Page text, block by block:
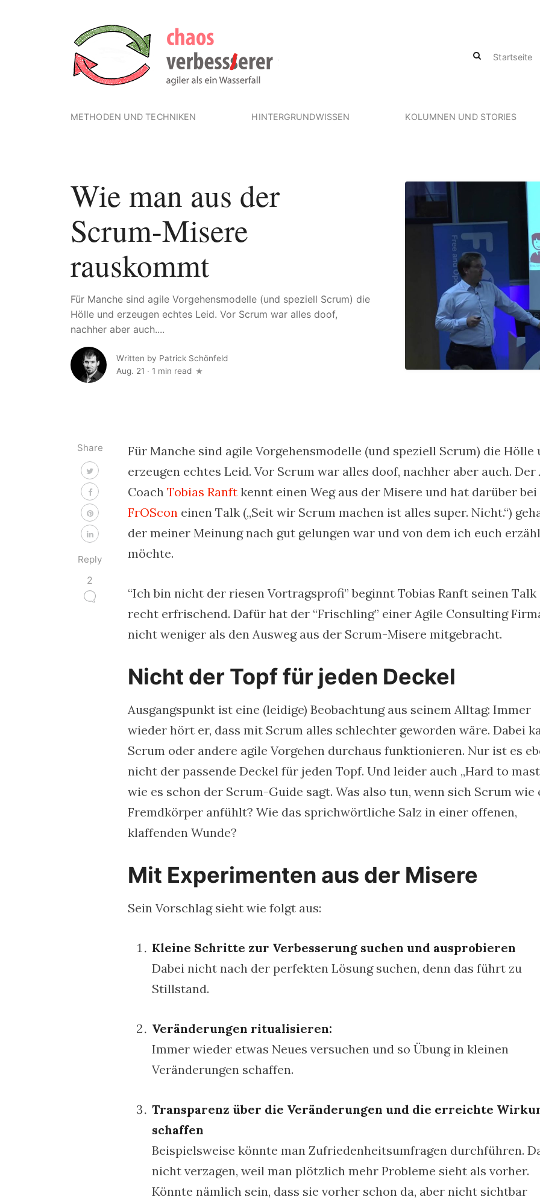
Startseite
METHODEN UND TECHNIKEN HINTERGRUNDWISSEN KOLUMNEN UND STORIES
Wie man aus der
Scrum-Misere
rauskommt
Für Manche sind agile Vorgehensmodelle (und speziell Scrum) die
Hölle und erzeugen echtes Leid. Vor Scrum war alles doof,
nachher aber auch....
Written by Patrick Schönfeld
Aug. 21 · 1 min read
Für Manche sind agile Vorgehensmodelle (und speziell Scrum) die Hölle
erzeugen echtes Leid. Vor Scrum war alles doof, nachher aber auch. Der
Coach Tobias Ranftkennt einen Weg aus der Misere und hat darüber
FrOSconeinen Talk („Seit wir Scrum machen ist alles super. Nicht.“)
der meiner Meinung nach gut gelungen war und von dem ich euch
möchte.
“Ich bin nicht der riesen Vortragsprofi” beginnt Tobias Ranft seinen Talk
recht erfrischend. Dafür hat der “Frischling” einer Agile Consulting
nicht weniger als den Ausweg aus der Scrum-Misere mitgebracht.
Nicht der Topf für jeden Deckel
Ausgangspunkt ist eine (leidige) Beobachtung aus seinem Alltag: Immer
wieder hört er, dass mit Scrum alles schlechter geworden wäre. Dabei
Scrum oder andere agile Vorgehen durchaus funktionieren. Nur ist es
nicht der passende Deckel für jeden Topf. Und leider auch „Hard to
wie es schon der Scrum-Guide sagt. Was also tun, wenn sich Scrum wie
Fremdkörper anfühlt? Wie das sprichwörtliche Salz in einer offenen,
klaffenden Wunde?
Mit Experimenten aus der Misere
Sein Vorschlag sieht wie folgt aus:
Kleine Schritte zur Verbesserung suchen und ausprobieren
Dabei nicht nach der perfekten Lösung suchen, denn das führt zu
Stillstand.
Veränderungen ritualisieren:
Immer wieder etwas Neues versuchen und so Übung in kleinen
Veränderungen schaffen.
Transparenz über die Veränderungen und die erreichte
schaffen
Beispielsweise könnte man Zufriedenheitsumfragen durchführen.
nicht verzagen, weil man plötzlich mehr Probleme sieht als vorher.
Könnte nämlich sein, dass sie vorher schon da, aber nicht sichtbar
Share
Reply
2